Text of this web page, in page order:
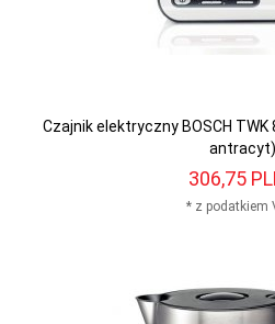
Czajnik elektryczny BOSCH TWK
antracyt)
306,75
* z podatkiem